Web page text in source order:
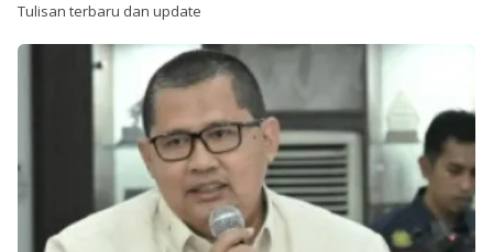
Tulisan terbaru dan update